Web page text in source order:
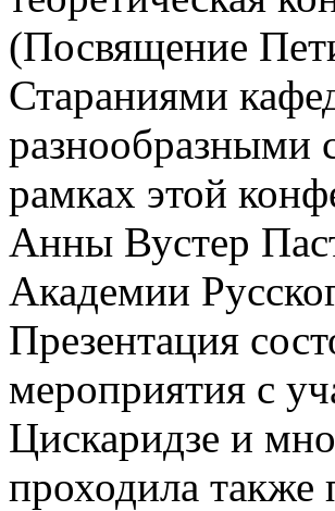
(Посвящение
Стараниями
разнообразными
рамках этой
Анны Вустер
Академии
Презентация
мероприятия с
Цискаридзе и
проходила также